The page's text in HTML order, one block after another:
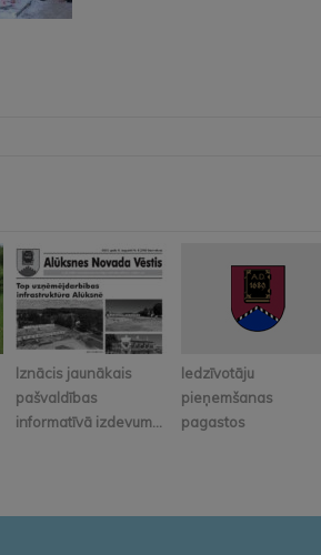
Iznācis jaunākais
pašvaldības
informatīvā izdevum...
Iedzīvotāju
pieņemšanas
pagastos